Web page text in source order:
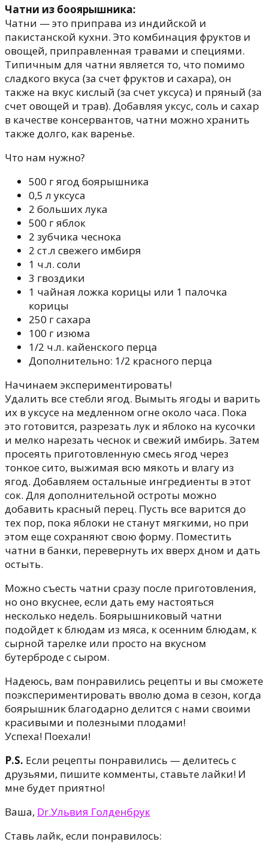
Чатни из бооярышника:
Чатни — это приправа из индийской и
пакистанской кухни. Это комбинация фруктов и
овощей, приправленная травами и специями.
Типичным для чатни является то, что помимо
сладкого вкуса (за счет фруктов и сахара), он
также на вкус кислый (за счет уксуса) и пряный (за
счет овощей и трав). Добавляя уксус, соль и сахар
в качестве консервантов, чатни можно хранить
также долго, как варенье.
Что нам нужно?
500 г ягод боярышника
0,5 л уксуса
2 больших лука
500 г яблок
2 зубчика чеснока
2 ст.л свежего имбиря
1 ч.л. соли
3 гвоздики
1 чайная ложка корицы или 1 палочка
корицы
250 г сахара
100 г изюма
1/2 ч.л. кайенского перца
Дополнительно: 1/2 красного перца
Начинаем экспериментировать!
Удалить все стебли ягод. Вымыть ягоды и варить
их в уксусе на медленном огне около часа. Пока
это готовится, разрезать лук и яблоко на кусочки
и мелко нарезать чеснок и свежий имбирь. Затем
просеять приготовленную смесь ягод через
тонкое сито, выжимая всю мякоть и влагу из
ягод. Добавляем остальные ингредиенты в этот
сок. Для дополнительной остроты можно
добавить красный перец. Пусть все варится до
тех пор, пока яблоки не станут мягкими, но при
этом еще сохраняют свою форму. Поместить
чатни в банки, перевернуть их вверх дном и дать
остыть.
Можно съесть чатни сразу после приготовления,
но оно вкуснее, если дать ему настояться
несколько недель. Боярышниковый чатни
подойдет к блюдам из мяса, к осенним блюдам, к
сырной тарелке или просто на вкусном
бутерброде с сыром.
Надеюсь, вам понравились рецепты и вы сможете
поэкспериментировать вволю дома в сезон, когда
боярышник благодарно делится с нами своими
красивыми и полезными плодами!
Успеха! Поехали!
P.S. Если рецепты понравились — делитесь с
друзьями, пишите комменты, ставьте лайки! И
мне будет приятно!
Ваша, Dr.Ульвия Голденбрук
Ставь лайк, если понравилось: